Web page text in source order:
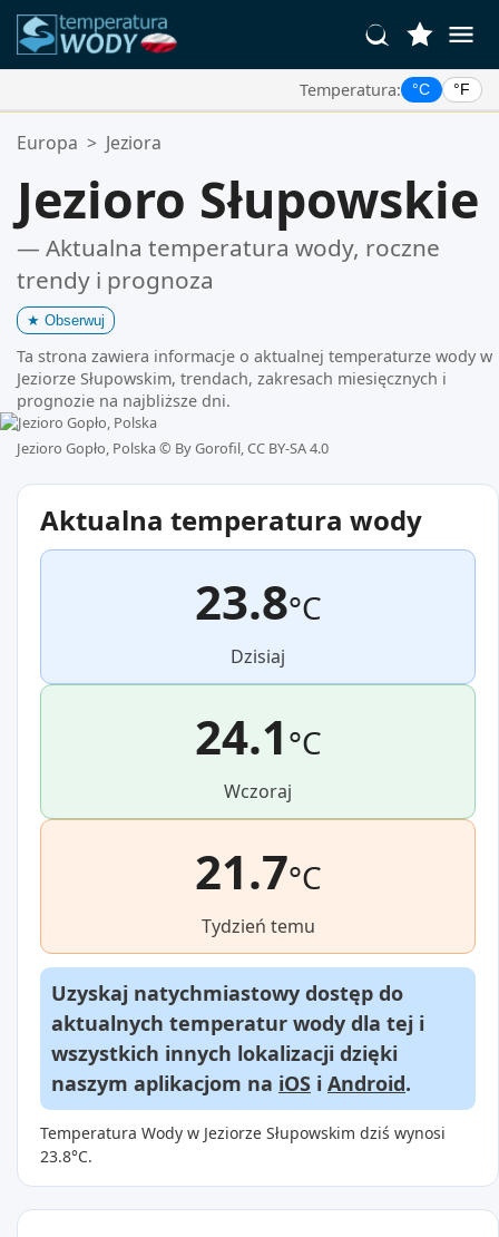
Temperatura: °C °F
Twoje Ulubione Lokalizacje:
Europa > Jeziora
Jezioro Słupowskie
— Aktualna temperatura wody, roczne
trendy i prognoza
★ Obserwuj
Ta strona zawiera informacje o aktualnej temperaturze wody w
Jeziorze Słupowskim, trendach, zakresach miesięcznych i
prognozie na najbliższe dni.
Jezioro Gopło, Polska © By Gorofil, CC BY-SA 4.0
Aktualna temperatura wody
23.8°C
Dzisiaj
24.1°C
Wczoraj
21.7°C
Tydzień temu
Uzyskaj natychmiastowy dostęp do
aktualnych temperatur wody dla tej i
wszystkich innych lokalizacji dzięki
naszym aplikacjom na iOS i Android.
Temperatura Wody w Jeziorze Słupowskim dziś wynosi
23.8°C.